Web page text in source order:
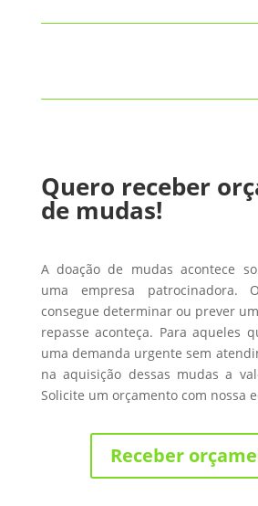
Quero receber
de mudas!
A doação de mudas acontece
uma empresa patrocinadora.
consegue determinar ou prever
repasse aconteça. Para aqueles
uma demanda urgente sem
na aquisição dessas mudas a
Solicite um orçamento com nossa
Receber